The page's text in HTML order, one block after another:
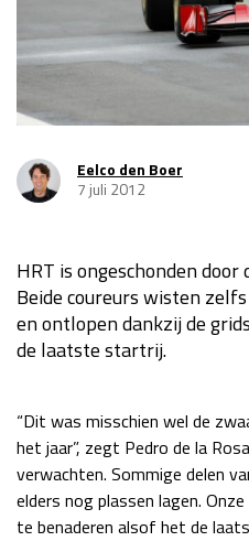
Kwalificatie
Race
GP SÃO PAULO 2026
Kwalificatie
Race
LAS VEGAS GRAND PRIX
GP ABU DHABI 2026
Eelco den Boer
7 juli 2012
HRT is ongeschonden
Beide coureurs wisten
en ontlopen dankzij de
de laatste startrij.
“Dit was misschien wel de
het jaar”, zegt Pedro de la
verwachten. Sommige delen
elders nog plassen lagen.
te benaderen alsof het de